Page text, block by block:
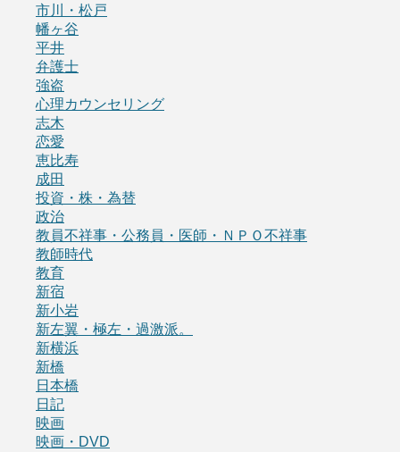
市川・松戸
幡ヶ谷
平井
弁護士
強盗
心理カウンセリング
志木
恋愛
恵比寿
成田
投資・株・為替
政治
教員不祥事・公務員・医師・ＮＰＯ不祥事
教師時代
教育
新宿
新小岩
新左翼・極左・過激派。
新横浜
新橋
日本橋
日記
映画
映画・DVD